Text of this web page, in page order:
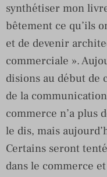
synthétiser mon
bêtement ce qu’ils
et de devenir
commerciale ».
disions au début de
de la
commerce n’a plus
le dis, mais
Certains seront
dans le commerce